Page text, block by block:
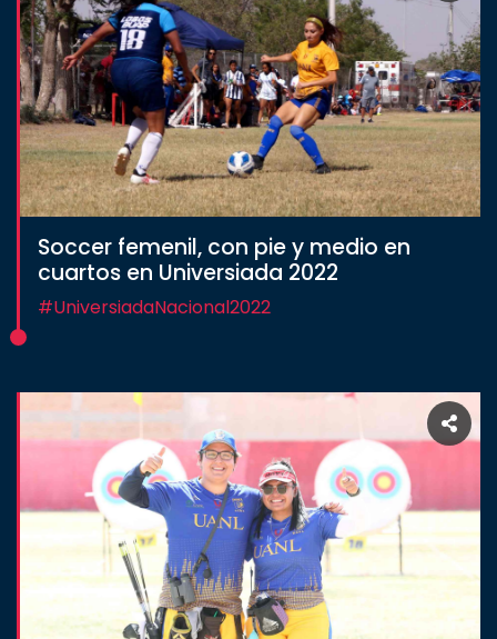
Soccer femenil, con pie y medio en
cuartos en Universiada 2022
#UniversiadaNacional2022